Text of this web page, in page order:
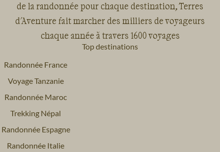
de la randonnée pour chaque destination, Terres
d'Aventure fait marcher des milliers de voyageurs
chaque année à travers 1600 voyages
Top destinations
Randonnée France
Voyage Tanzanie
Randonnée Maroc
Trekking Népal
Randonnée Espagne
Randonnée Italie